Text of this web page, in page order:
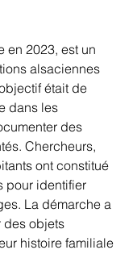
en 2023, est un
alsaciennes
était de
dans les
des
Chercheurs,
ont constitué
pour identifier
La démarche a
des objets
histoire familiale